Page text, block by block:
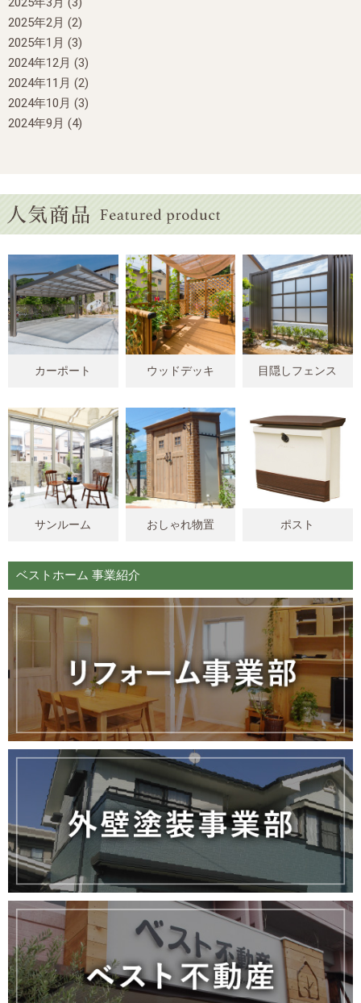
2025年2月 (2)
2025年1月 (3)
2024年12月 (3)
2024年11月 (2)
2024年10月 (3)
2024年9月 (4)
カーポート ウッドデッキ 目隠しフェンス
サンルーム おしゃれ物置 ポスト
ベストホーム 事業紹介